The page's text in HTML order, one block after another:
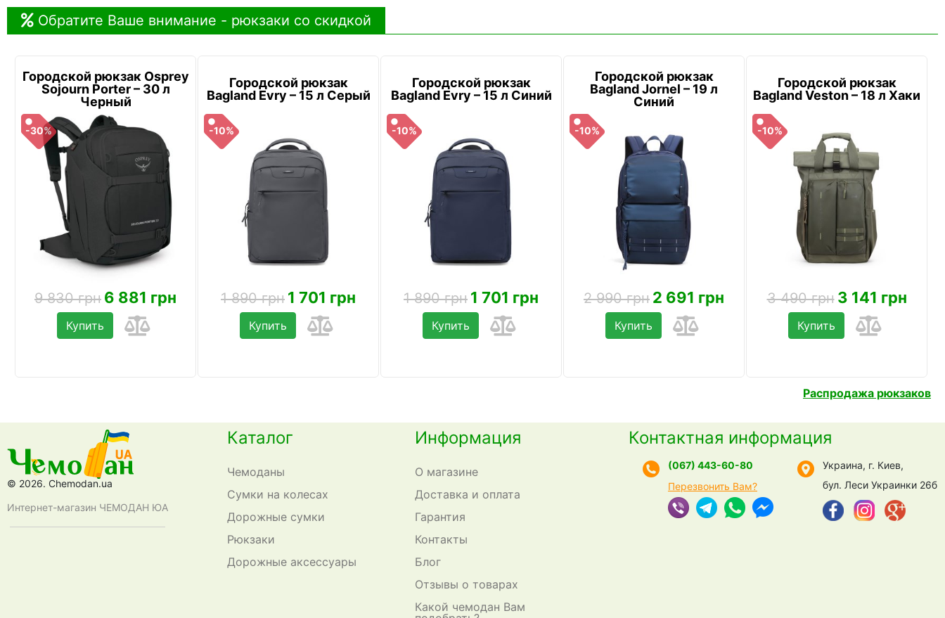
Обратите Ваше внимание - рюкзаки со скидкой
Городской рюкзак Osprey
Sojourn Porter – 30 л
Черный
-30%
9 830 грн 6 881 грн
Купить
Городской рюкзак
Bagland Evry – 15 л Серый
-10%
1 890 грн 1 701 грн
Купить
Городской рюкзак
Bagland Evry – 15 л Синий
-10%
1 890 грн 1 701 грн
Купить
Городской рюкзак
Bagland Jornel – 19 л
Синий
-10%
2 990 грн 2 691 грн
Купить
Городской рюкзак
Bagland Veston – 18 л Хаки
-10%
3 490 грн 3 141 грн
Купить
Распродажа рюкзаков
© 2026. Chemodan.ua
Интернет-магазин ЧЕМОДАН ЮА
Каталог
Чемоданы
Сумки на колесах
Дорожные сумки
Рюкзаки
Дорожные аксессуары
Информация
О магазине
Доставка и оплата
Гарантия
Контакты
Блог
Отзывы о товарах
Какой чемодан Вам
Контактная информация
(067) 443-60-80
Перезвонить Вам?
Украина, г. Киев,
бул. Леси Украинки 26б